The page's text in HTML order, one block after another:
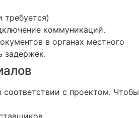
требуется)
коммуникаций.
в органах местного
задержек.
с проектом. Чтобы